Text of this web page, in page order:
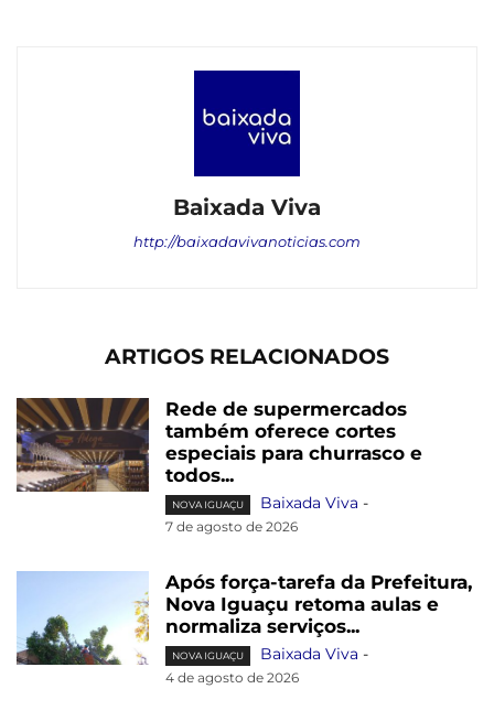
Baixada Viva
http://baixadavivanoticias.com
ARTIGOS RELACIONADOS
Rede de supermercados
também oferece cortes
especiais para churrasco e
todos...
NOVA IGUAÇU Baixada Viva -
7 de agosto de 2026
Após força-tarefa da Prefeitura,
Nova Iguaçu retoma aulas e
normaliza serviços...
NOVA IGUAÇU Baixada Viva -
4 de agosto de 2026